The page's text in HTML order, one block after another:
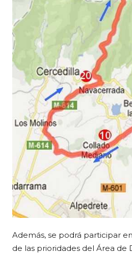
Además, se podrá participar
de las prioridades del Área